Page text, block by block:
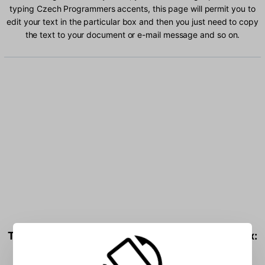
typing Czech Programmers accents, this page will permit you to
edit your text in the particular box and then you just need to copy
the text to your document or e-mail message and so on.
Type Czech Programmers characters into the box: